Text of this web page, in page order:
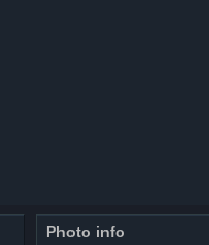
Photo info